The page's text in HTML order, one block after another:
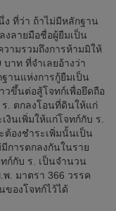
ที่ว่า ถ้าไม่มีหลักฐาน
งลายมือชื่อผู้ยืมเป็น
ามรวมถึงการห้ามมิให้
าท ที่จำเลยอ้างว่า
านแห่งการกู้ยืมเป็น
วขึ้นต่อสู้โจทก์เพื่อยึดถือ
. ตกลงโอนที่ดินให้แก่
งินเพิ่มให้แก่โจทก์กับ ร.
ต้องชำระเพิ่มนั้นเป็น
การตกลงกันในราย
ทก์กับ ร. เป็นจำนวน
. มาตรา 366 วรรค
องโจทก์ไว้ได้